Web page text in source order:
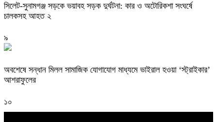
সিলেট-সুনামগঞ্জ সড়কে ভয়াবহ সড়ক দুর্ঘটনা: কার ও অটোরিকশা সংঘর্ষে
চালকসহ আহত ২
৯
অবশেষে সন্ধান মিলল সামাজিক যোগাযোগ মাধ্যমে ভাইরাল হওয়া ‘স্ট্রাইকার’
আশরাফুলের
১০